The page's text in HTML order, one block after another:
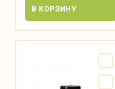
В КОРЗИНУ